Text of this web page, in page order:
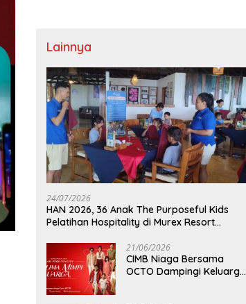
Lainnya
24/07/2026
HAN 2026, 36 Anak The Purposeful Kids
Pelatihan Hospitality di Murex Resort
21/06/2026
CIMB Niaga Bersama
OCTO Dampingi Keluarga